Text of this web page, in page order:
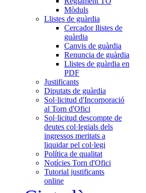
Mòduls
Llistes de guàrdia
Cercador llistes de
guàrdia
Canvis de guàrdia
Renuncia de guàrdia
Llistes de guàrdia en
PDF
Justificants
Diputats de guàrdia
Sol·licitud d'Incorporació
al Torn d'Ofici
Sol·licitud descompte de
deutes col·legials dels
ingressos meritats a
liquidar pel col·legi
Política de qualitat
Notícies Torn d'Ofici
Tutorial justificants
online